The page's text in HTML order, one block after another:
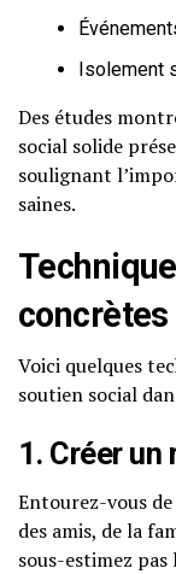
Isolement
Des études
social solide
soulignant
saines.
concrètes
Voici quelques
soutien social
1. Créer
Entourez-vous
des amis, de la
sous-estimez